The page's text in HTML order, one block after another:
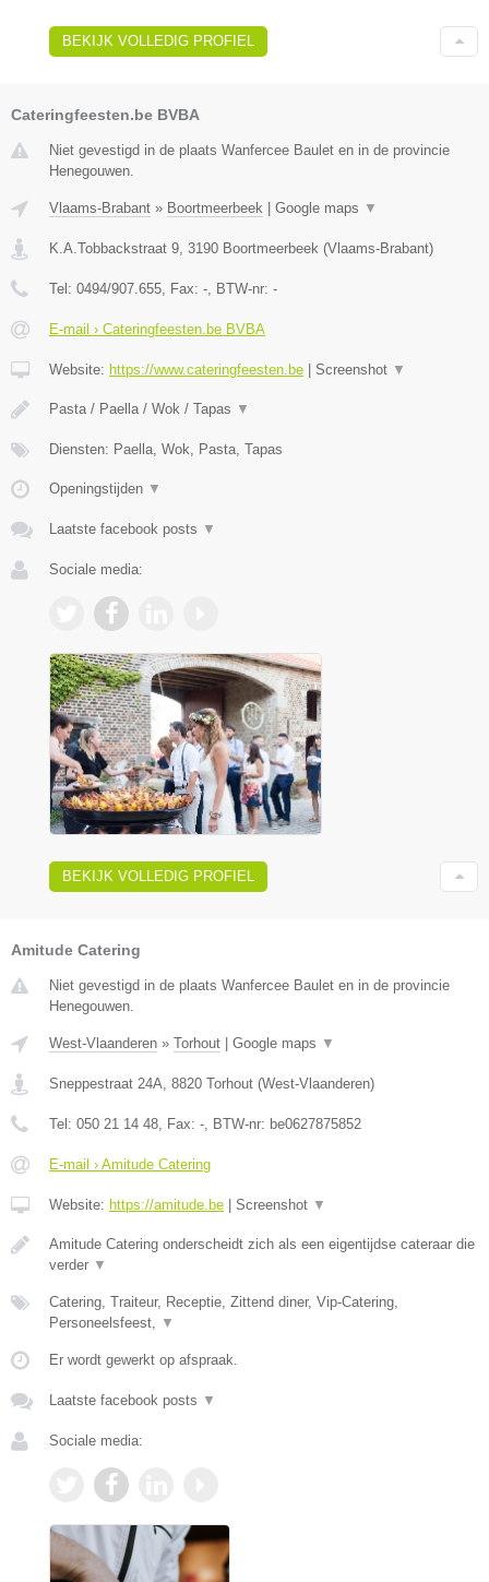
BEKIJK VOLLEDIG PROFIEL
Cateringfeesten.be BVBA
Niet gevestigd in de plaats Wanfercee Baulet en in de provincie
Henegouwen.
Vlaams-Brabant » Boortmeerbeek Google maps ▼
K.A.Tobbackstraat 9 3190 Boortmeerbeek (Vlaams-Brabant)
Tel: 0494/907.655 , Fax: - , BTW-nr: -
E-mail › Cateringfeesten.be BVBA
Website: https://www.cateringfeesten.be Screenshot ▼
Pasta / Paella / Wok / Tapas ▼
Diensten: Paella, Wok, Pasta, Tapas
Openingstijden ▼
Laatste facebook posts ▼
Sociale media:
BEKIJK VOLLEDIG PROFIEL
Amitude Catering
Niet gevestigd in de plaats Wanfercee Baulet en in de provincie
Henegouwen.
West-Vlaanderen » Torhout | Google maps ▼
Sneppestraat 24A 8820 Torhout (West-Vlaanderen)
Tel: 050 21 14 48 , Fax: - , BTW-nr: be0627875852
E-mail › Amitude Catering
Website: https://amitude.be | Screenshot ▼
Amitude Catering onderscheidt zich als een eigentijdse cateraar die
verder ▼
Catering, Traiteur, Receptie, Zittend diner, Vip-Catering,
Personeelsfeest,
▼
Er wordt gewerkt op afspraak.
Laatste facebook posts ▼
Sociale media: